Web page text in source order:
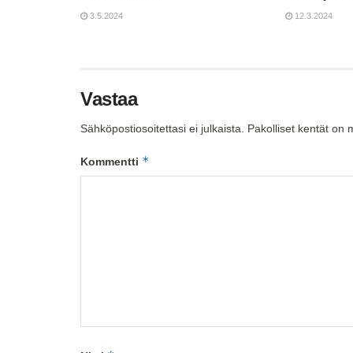
3.5.2024 12.3.2024
Vastaa
Sähköpostiosoitettasi ei julkaista. Pakolliset kentät on
Kommentti *